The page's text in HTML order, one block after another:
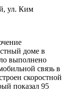
ул. Ким
доме в
выполнено
связь в
скоростной
показал 95